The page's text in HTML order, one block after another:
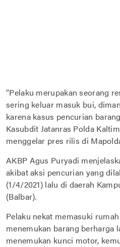
“Pelaku merupakan seorang
sering keluar masuk bui,
karena kasus pencurian
Kasubdit Jatanras Polda
menggelar pres rilis di
AKBP Agus Puryadi
akibat aksi pencurian yang
(1/4/2021) lalu di daerah
(Balbar).
Pelaku nekat memasuki
menemukan barang berharga
menemukan kunci motor,